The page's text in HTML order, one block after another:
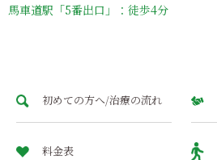
初めての方へ/治療の流れ
料金表
馬車道駅「5番出口」：徒歩4分